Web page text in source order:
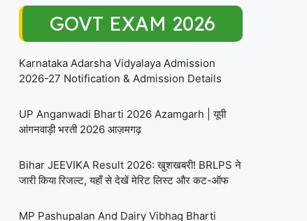
GOVT EXAM 2026
Karnataka Adarsha Vidyalaya Admission
2026-27 Notification & Admission Details
UP Anganwadi Bharti 2026 Azamgarh | यूपी
आंगनवाड़ी भरती 2026 आज़मगढ़
Bihar JEEVIKA Result 2026: खुशखबरी! BRLPS ने
जारी किया रिजल्ट, यहाँ से देखें मेरिट लिस्ट और कट-ऑफ
MP Pashupalan And Dairy Vibhag Bharti